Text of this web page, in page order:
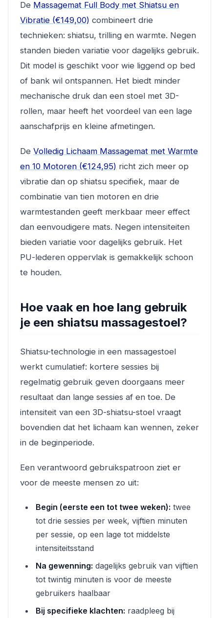
De Massagemat Full Body met Shiatsu en
Vibratie (€149,00) combineert drie
technieken: shiatsu, trilling en warmte. Negen
standen bieden variatie voor dagelijks gebruik.
Dit model is geschikt voor wie liggend op bed
of bank wil ontspannen. Het biedt minder
mechanische druk dan een stoel met 3D-
rollen, maar heeft het voordeel van een lage
aanschafprijs en kleine afmetingen.
De Volledig Lichaam Massagemat met Warmte
en 10 Motoren (€124,95) richt zich meer op
vibratie dan op shiatsu specifiek, maar de
combinatie van tien motoren en drie
warmtestanden geeft merkbaar meer effect
dan eenvoudigere mats. Negen intensiteiten
bieden variatie voor dagelijks gebruik. Het
PU-lederen oppervlak is gemakkelijk schoon
te houden.
Hoe vaak en hoe lang gebruik
je een shiatsu massagestoel?
Shiatsu-technologie in een massagestoel
werkt cumulatief: kortere sessies bij
regelmatig gebruik geven doorgaans meer
resultaat dan lange sessies af en toe. De
intensiteit van een 3D-shiatsu-stoel vraagt
bovendien dat het lichaam kan wennen, zeker
in de beginperiode.
Een verantwoord gebruikspatroon ziet er
voor de meeste mensen zo uit:
Begin (eerste een tot twee weken): twee
tot drie sessies per week, vijftien minuten
per sessie, op een lage tot middelste
intensiteitsstand
Na gewenning: dagelijks gebruik van vijftien
tot twintig minuten is voor de meeste
gebruikers haalbaar
Bij specifieke klachten: raadpleeg bij